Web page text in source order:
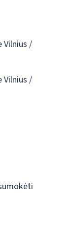
Vilnius /
Vilnius /